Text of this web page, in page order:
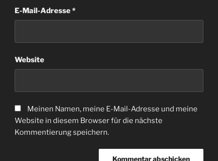
E-Mail-Adresse*
Website
Meinen Namen, meine E-Mail-Adresse und meine
Website in diesem Browser für die nächste
Kommentierung speichern.